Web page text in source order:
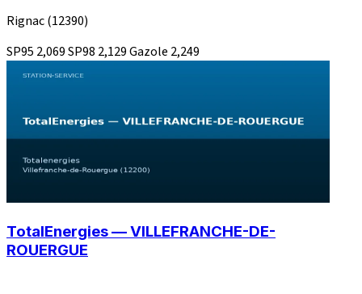
Rignac(12390)
SP95 2,069SP98 2,129Gazole 2,249
TotalEnergies — VILLEFRANCHE-DE-
ROUERGUE